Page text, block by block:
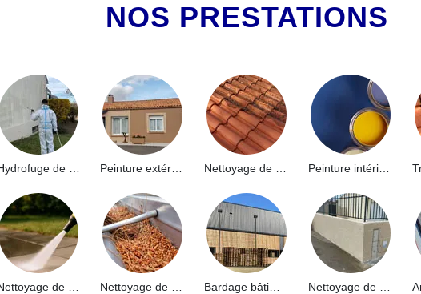
NOS PRESTATIONS
Peinture intérieure 91